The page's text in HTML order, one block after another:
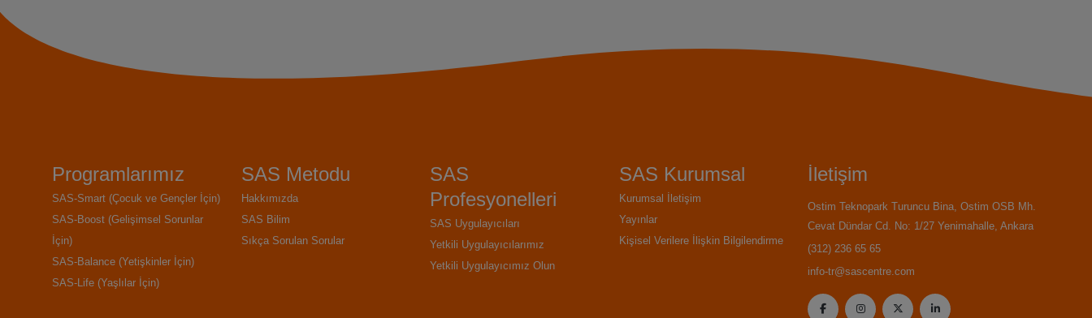
Programlarımız
SAS-Smart (Çocuk ve Gençler İçin)
SAS-Boost (Gelişimsel Sorunlar
İçin)
SAS-Balance (Yetişkinler İçin)
SAS-Life (Yaşlılar İçin)
SAS Metodu
Hakkımızda
SAS Bilim
Sıkça Sorulan Sorular
SAS
Profesyonelleri
SAS Uygulayıcıları
Yetkili Uygulayıcılarımız
Yetkili Uygulayıcımız Olun
SAS Kurumsal
Kurumsal İletişim
Yayınlar
Kişisel Verilere İlişkin Bilgilendirme
İletişim
Ostim Teknopark Turuncu Bina, Ostim OSB Mh.
Cevat Dündar Cd. No: 1/27 Yenimahalle, Ankara
(312) 236 65 65
info-tr@sascentre.com